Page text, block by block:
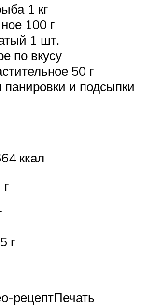
1 кг
100 г
1 шт.
по вкусу
50 г
и подсыпки
ккал
г
рецептПечать